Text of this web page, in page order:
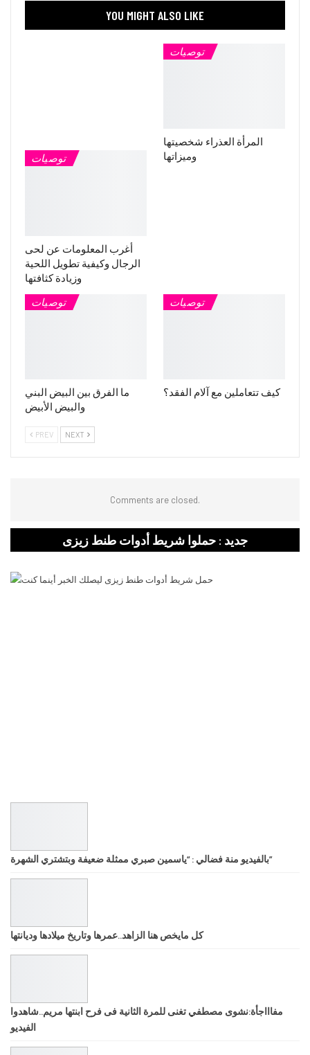
YOU MIGHT ALSO LIKE
توصيات
أغرب المعلومات عن لحى
الرجال وكيفية تطويل اللحية
وزيادة كثافتها
توصيات
المرأة العذراء شخصيتها
وميزاتها
توصيات
ما الفرق بين البيض البني
والبيض الأبيض
توصيات
كيف تتعاملين مع آلام الفقد؟
PREV NEXT
Comments are closed.
جديد : حملوا شريط أدوات طنط زيزى
بالفيديو منة فضالي : “ياسمين صبري ممثلة ضعيفة وبتشتري الشهرة”
كل مايخص هنا الزاهد..عمرها وتاريخ ميلادها وديانتها
مفاااجأة:نشوى مصطفي تغنى للمرة الثانية فى فرح ابنتها مريم..شاهدوا
الفيديو